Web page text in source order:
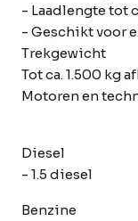
- Laadlengte tot
- Geschikt voor
Trekgewicht
Tot ca. 1.500 kg
Motoren en
Diesel
- 1.5 diesel
Benzine